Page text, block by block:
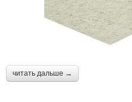
читать дальше →